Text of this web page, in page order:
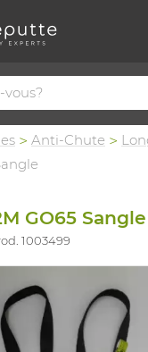
Anti-Chute
GO65 Sangle
1003499